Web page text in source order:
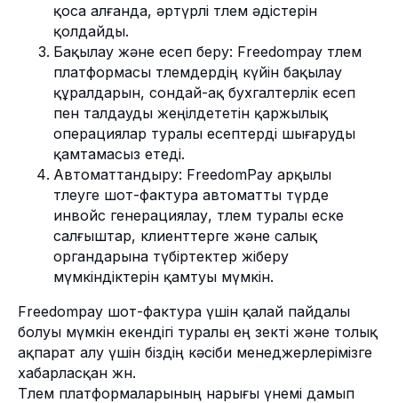
қоса алғанда, әртүрлі төлем әдістерін
қолдайды.
Бақылау және есеп беру: Freedompay төлем
платформасы төлемдердің күйін бақылау
құралдарын, сондай-ақ бухгалтерлік есеп
пен талдауды жеңілдететін қаржылық
операциялар туралы есептерді шығаруды
қамтамасыз етеді.
Автоматтандыру: FreedomPay арқылы
төлеуге шот-фактура автоматты түрде
инвойс генерациялау, төлем туралы еске
салғыштар, клиенттерге және салық
органдарына түбіртектер жіберу
мүмкіндіктерін қамтуы мүмкін.
Freedompay шот-фактура үшін қалай пайдалы
болуы мүмкін екендігі туралы ең өзекті және толық
ақпарат алу үшін біздің кәсіби менеджерлерімізге
хабарласқан жөн.
Төлем платформаларының нарығы үнемі дамып